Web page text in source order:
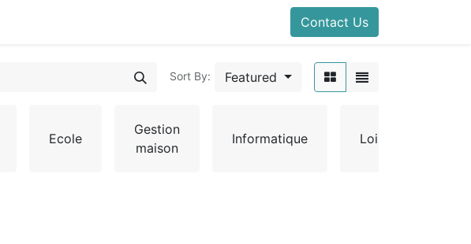
Contact Us
Sort By: Featured
Ecole
Gestion
maison
Informatique Loisir